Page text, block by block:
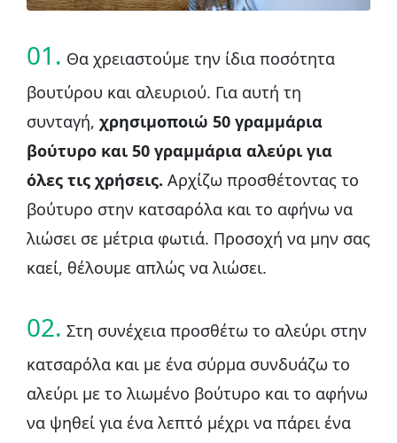
01. Θα χρειαστούμε την ίδια ποσότητα
βουτύρου και αλευριού. Για αυτή τη
συνταγή, χρησιμοποιώ 50 γραμμάρια
βούτυρο και 50 γραμμάρια αλεύρι για
όλες τις χρήσεις. Αρχίζω προσθέτοντας το
βούτυρο στην κατσαρόλα και το αφήνω να
λιώσει σε μέτρια φωτιά. Προσοχή να μην σας
καεί, θέλουμε απλώς να λιώσει.
02. Στη συνέχεια προσθέτω το αλεύρι στην
κατσαρόλα και με ένα σύρμα συνδυάζω το
αλεύρι με το λιωμένο βούτυρο και το αφήνω
να ψηθεί για ένα λεπτό μέχρι να πάρει ένα